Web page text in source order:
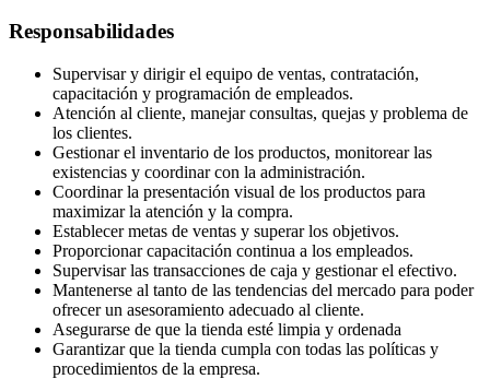
Responsabilidades
Supervisar y dirigir el equipo de ventas, contratación,
capacitación y programación de empleados.
Atención al cliente, manejar consultas, quejas y problema de
los clientes.
Gestionar el inventario de los productos, monitorear las
existencias y coordinar con la administración.
Coordinar la presentación visual de los productos para
maximizar la atención y la compra.
Establecer metas de ventas y superar los objetivos.
Proporcionar capacitación continua a los empleados.
Supervisar las transacciones de caja y gestionar el efectivo.
Mantenerse al tanto de las tendencias del mercado para poder
ofrecer un asesoramiento adecuado al cliente.
Asegurarse de que la tienda esté limpia y ordenada
Garantizar que la tienda cumpla con todas las políticas y
procedimientos de la empresa.